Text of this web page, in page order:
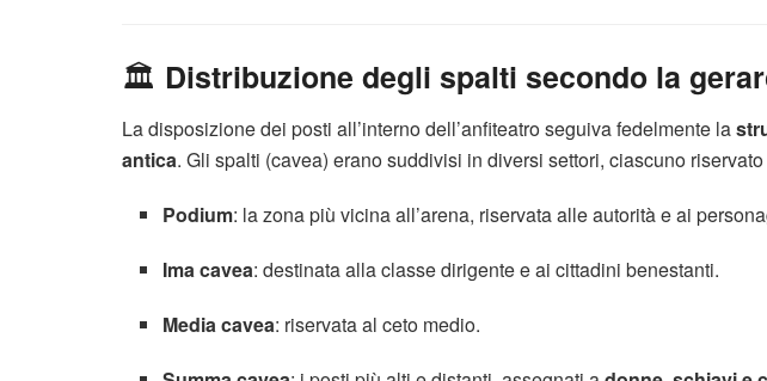
🏛️ Distribuzione degli spalti secondo la
La disposizione dei posti all’interno dell’anfiteatro seguiva fedelmente la
antica. Gli spalti (cavea) erano suddivisi in diversi settori, ciascuno
Podium: la zona più vicina all’arena, riservata alle autorità e ai
Ima cavea: destinata alla classe dirigente e ai cittadini benestanti.
Media cavea: riservata al ceto medio.